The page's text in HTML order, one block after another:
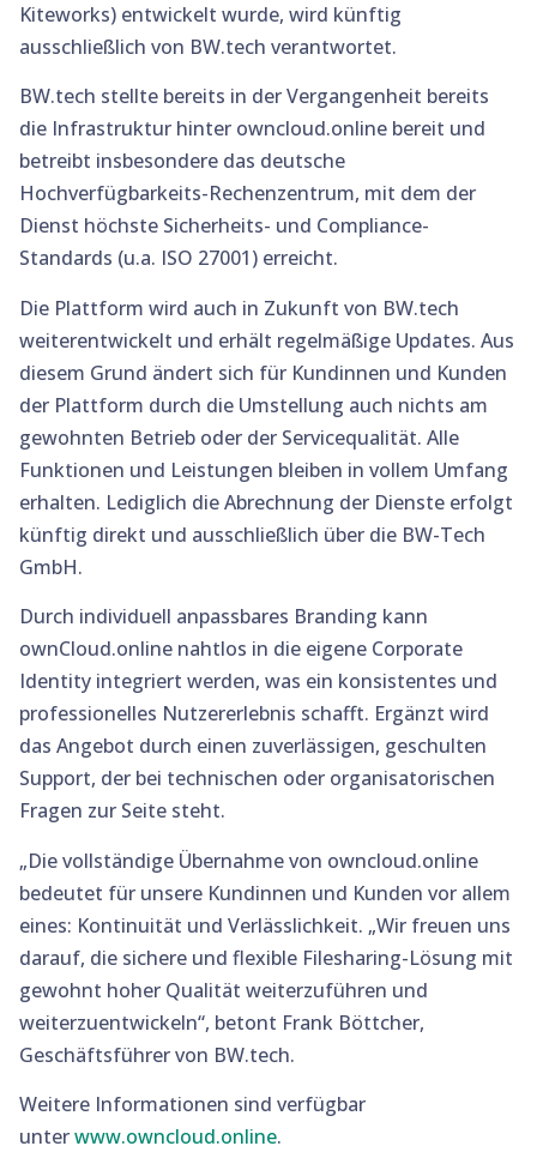
Kiteworks) entwickelt wurde, wird künftig
ausschließlich von BW.tech verantwortet.
BW.tech stellte bereits in der Vergangenheit bereits
die Infrastruktur hinter owncloud.online bereit und
betreibt insbesondere das deutsche
Hochverfügbarkeits-Rechenzentrum, mit dem der
Dienst höchste Sicherheits- und Compliance-
Standards (u.a. ISO 27001) erreicht.
Die Plattform wird auch in Zukunft von BW.tech
weiterentwickelt und erhält regelmäßige Updates. Aus
diesem Grund ändert sich für Kundinnen und Kunden
der Plattform durch die Umstellung auch nichts am
gewohnten Betrieb oder der Servicequalität. Alle
Funktionen und Leistungen bleiben in vollem Umfang
erhalten. Lediglich die Abrechnung der Dienste erfolgt
künftig direkt und ausschließlich über die BW-Tech
GmbH.
Durch individuell anpassbares Branding kann
ownCloud.online nahtlos in die eigene Corporate
Identity integriert werden, was ein konsistentes und
professionelles Nutzererlebnis schafft. Ergänzt wird
das Angebot durch einen zuverlässigen, geschulten
Support, der bei technischen oder organisatorischen
Fragen zur Seite steht.
„Die vollständige Übernahme von owncloud.online
bedeutet für unsere Kundinnen und Kunden vor allem
eines: Kontinuität und Verlässlichkeit. „Wir freuen uns
darauf, die sichere und flexible Filesharing-Lösung mit
gewohnt hoher Qualität weiterzuführen und
weiterzuentwickeln“, betont Frank Böttcher,
Geschäftsführer von BW.tech.
Weitere Informationen sind verfügbar
unterwww.owncloud.online.